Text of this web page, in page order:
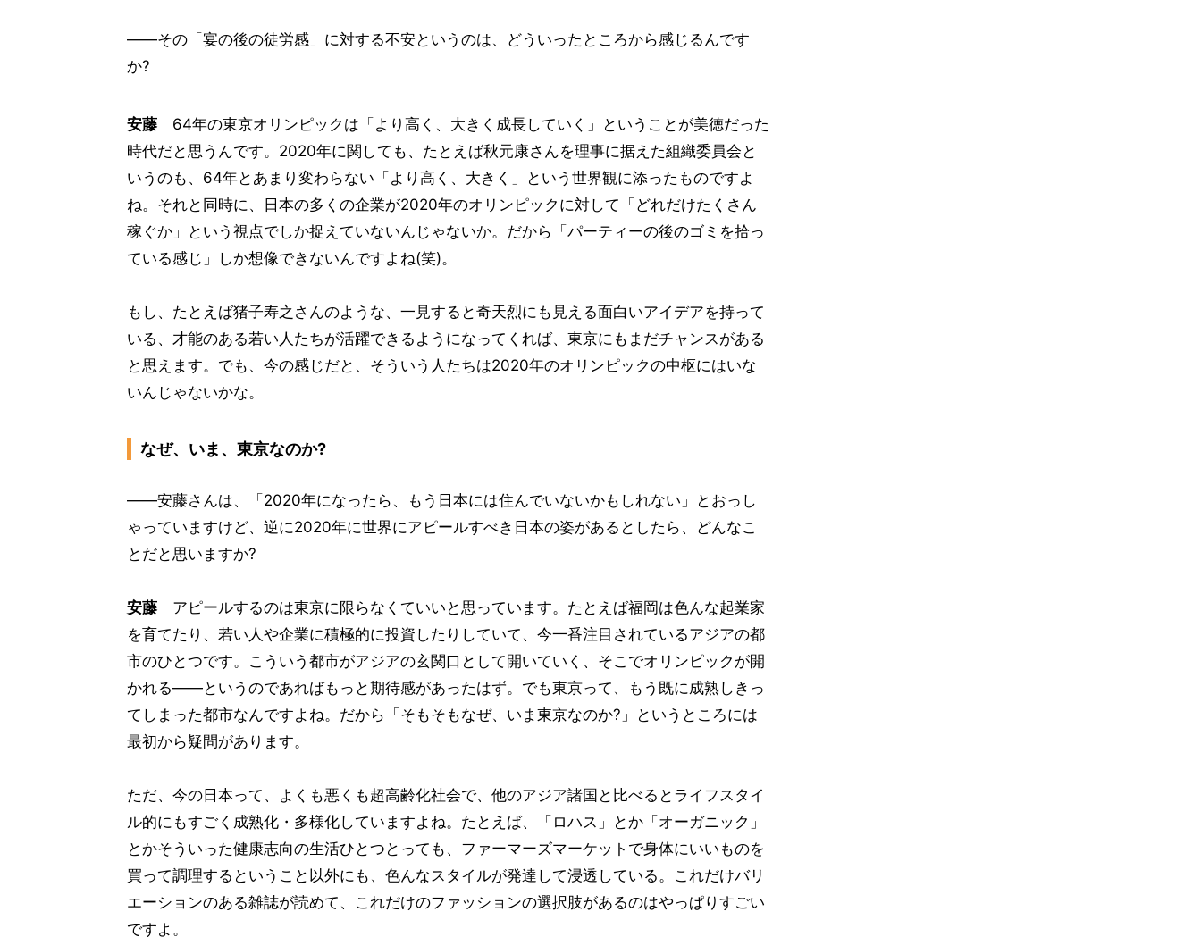
――その「宴の後の徒労感」に対する不安というのは、どういったところから感じるんです
か?
安藤 64年の東京オリンピックは「より高く、大きく成長していく」ということが美徳だった
時代だと思うんです。2020年に関しても、たとえば秋元康さんを理事に据えた組織委員会と
いうのも、64年とあまり変わらない「より高く、大きく」という世界観に添ったものですよ
ね。それと同時に、日本の多くの企業が2020年のオリンピックに対して「どれだけたくさん
稼ぐか」という視点でしか捉えていないんじゃないか。だから「パーティーの後のゴミを拾っ
ている感じ」しか想像できないんですよね(笑)。
もし、たとえば猪子寿之さんのような、一見すると奇天烈にも見える面白いアイデアを持って
いる、才能のある若い人たちが活躍できるようになってくれば、東京にもまだチャンスがある
と思えます。でも、今の感じだと、そういう人たちは2020年のオリンピックの中枢にはいな
いんじゃないかな。
なぜ、いま、東京なのか?
――安藤さんは、「2020年になったら、もう日本には住んでいないかもしれない」とおっし
ゃっていますけど、逆に2020年に世界にアピールすべき日本の姿があるとしたら、どんなこ
とだと思いますか?
安藤 アピールするのは東京に限らなくていいと思っています。たとえば福岡は色んな起業家
を育てたり、若い人や企業に積極的に投資したりしていて、今一番注目されているアジアの都
市のひとつです。こういう都市がアジアの玄関口として開いていく、そこでオリンピックが開
かれる――というのであればもっと期待感があったはず。でも東京って、もう既に成熟しきっ
てしまった都市なんですよね。だから「そもそもなぜ、いま東京なのか?」というところには
最初から疑問があります。
ただ、今の日本って、よくも悪くも超高齢化社会で、他のアジア諸国と比べるとライフスタイ
ル的にもすごく成熟化・多様化していますよね。たとえば、「ロハス」とか「オーガニック」
とかそういった健康志向の生活ひとつとっても、ファーマーズマーケットで身体にいいものを
買って調理するということ以外にも、色んなスタイルが発達して浸透している。これだけバリ
エーションのある雑誌が読めて、これだけのファッションの選択肢があるのはやっぱりすごい
ですよ。